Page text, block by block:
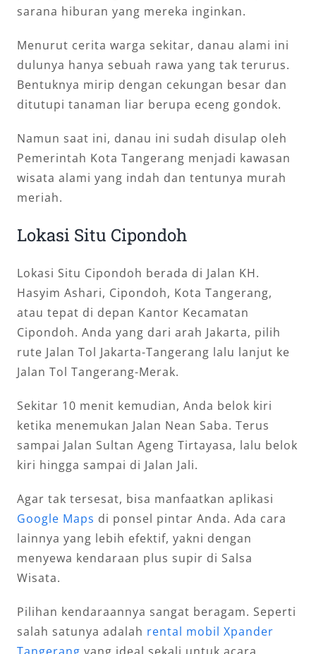
sarana hiburan yang mereka inginkan.
Menurut cerita warga sekitar, danau alami ini
dulunya hanya sebuah rawa yang tak terurus.
Bentuknya mirip dengan cekungan besar dan
ditutupi tanaman liar berupa eceng gondok.
Namun saat ini, danau ini sudah disulap oleh
Pemerintah Kota Tangerang menjadi kawasan
wisata alami yang indah dan tentunya murah
meriah.
Lokasi Situ Cipondoh
Lokasi Situ Cipondoh berada di Jalan KH.
Hasyim Ashari, Cipondoh, Kota Tangerang,
atau tepat di depan Kantor Kecamatan
Cipondoh. Anda yang dari arah Jakarta, pilih
rute Jalan Tol Jakarta-Tangerang lalu lanjut ke
Jalan Tol Tangerang-Merak.
Sekitar 10 menit kemudian, Anda belok kiri
ketika menemukan Jalan Nean Saba. Terus
sampai Jalan Sultan Ageng Tirtayasa, lalu belok
kiri hingga sampai di Jalan Jali.
Agar tak tersesat, bisa manfaatkan aplikasi
Google Maps di ponsel pintar Anda. Ada cara
lainnya yang lebih efektif, yakni dengan
menyewa kendaraan plus supir di Salsa
Wisata.
Pilihan kendaraannya sangat beragam. Seperti
salah satunya adalah rental mobil Xpander
Tangerang yang ideal sekali untuk acara